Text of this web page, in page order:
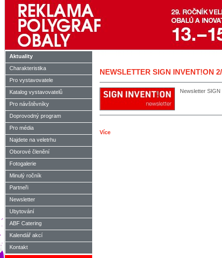
Aktuality
Charakteristika
Pro vystavovatele
Katalog vystavovatelů
Pro návštěvníky
Doprovodný program
Pro média
Najdete na veletrhu
Oborové členění
Fotogalerie
Minulý ročník
Partneři
Newsletter
Ubytování
ABF Catering
Kalendář akcí
Kontakt
NEWSLETTER SIGN INVENT!ON
Newsletter
Více